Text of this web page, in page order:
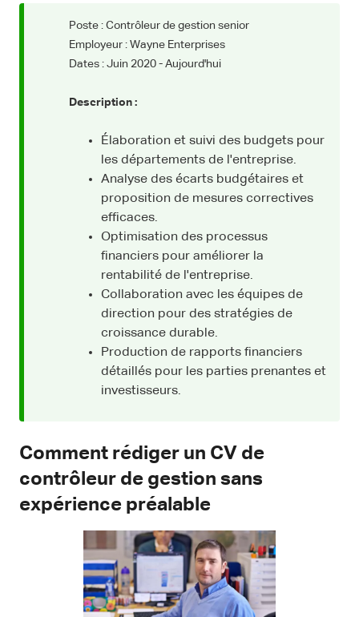
Poste : Contrôleur de gestion senior
Employeur : Wayne Enterprises
Dates : Juin 2020 - Aujourd'hui
Description :
Élaboration et suivi des budgets pour
les départements de l'entreprise.
Analyse des écarts budgétaires et
proposition de mesures correctives
efficaces.
Optimisation des processus
financiers pour améliorer la
rentabilité de l'entreprise.
Collaboration avec les équipes de
direction pour des stratégies de
croissance durable.
Production de rapports financiers
détaillés pour les parties prenantes et
investisseurs.
Comment rédiger un CV de
contrôleur de gestion sans
expérience préalable